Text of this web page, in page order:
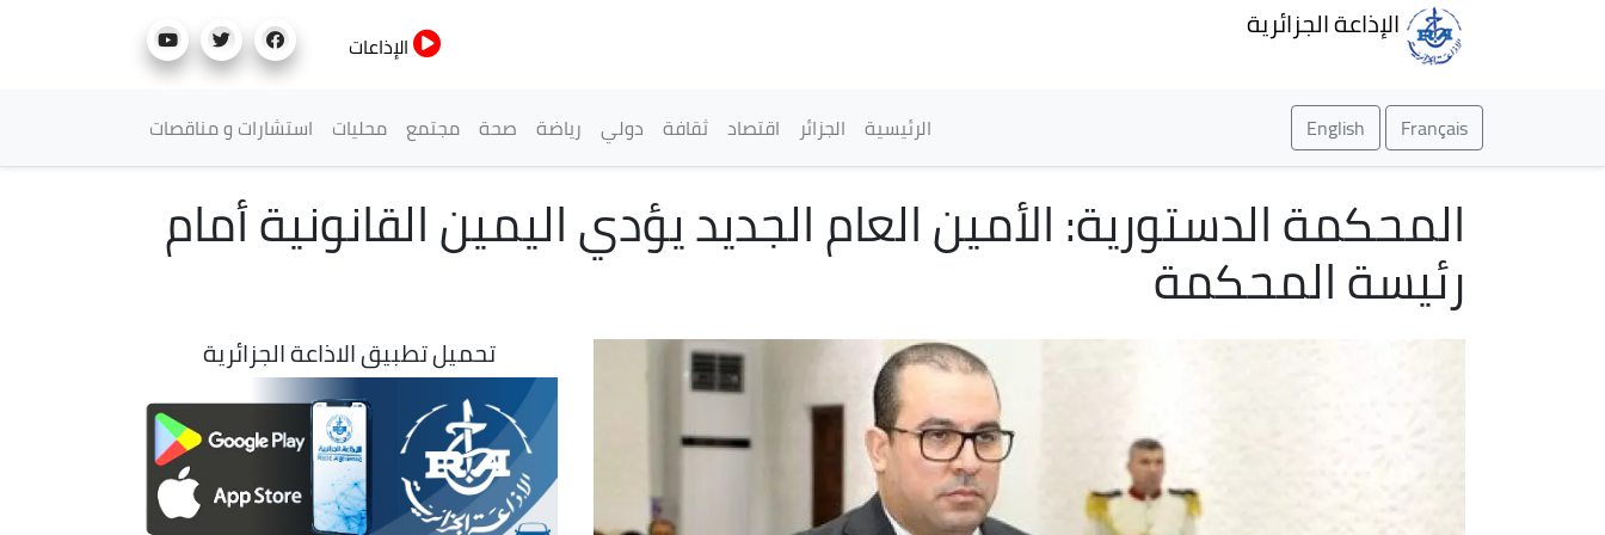
الإذاعة الجزائرية
الإذاعات
Français
English القائمة الرئيسية
الرئيسية الجزائر اقتصاد ثقافة دولي رياضة صحة مجتمع محليات استشارات و مناقصات
المحكمة الدستورية: الأمين العام الجديد يؤدي اليمين القانونية أمام
رئيسة المحكمة
تحميل تطبيق الاذاعة الجزائرية